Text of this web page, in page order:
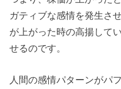
ガティブな感情を発生さ
が上がった時の高揚して
せるのです。
人間の感情パターンがパ